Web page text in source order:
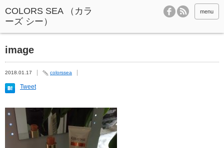
menu
image
2018.01.17 colorssea
Tweet